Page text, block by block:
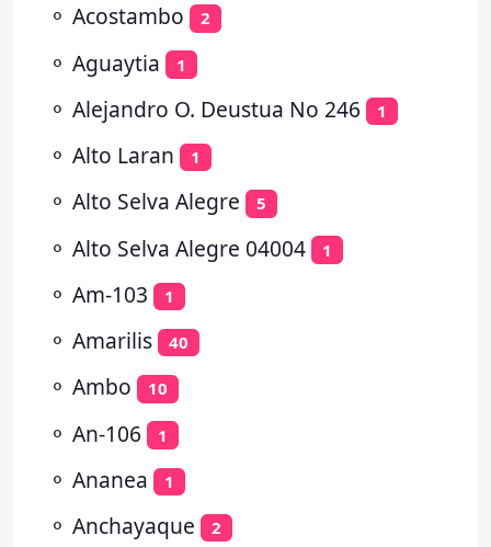
⚬ Acostambo 2
⚬ Aguaytia 1
⚬ Alejandro O. Deustua No 246 1
⚬ Alto Laran 1
⚬ Alto Selva Alegre 5
⚬ Alto Selva Alegre 04004 1
⚬ Am-103 1
⚬ Amarilis 40
⚬ Ambo 10
⚬ An-106 1
⚬ Ananea 1
⚬ Anchayaque 2